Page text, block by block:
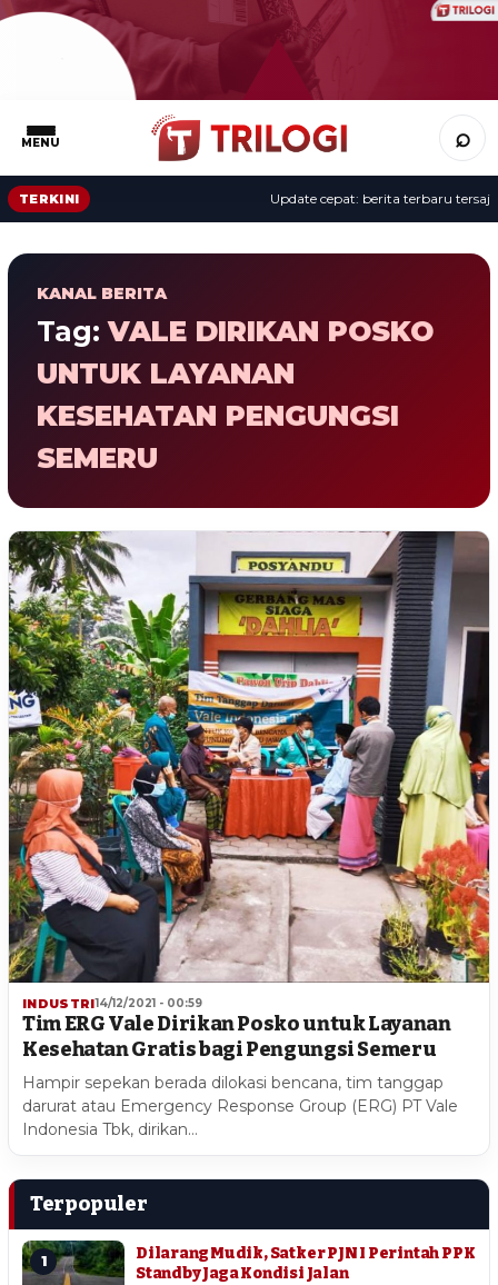
MENU ⌕
TERKINI Update cepat: berita terbaru tersaji
KANAL BERITA
Tag:VALE DIRIKAN POSKO
UNTUK LAYANAN
KESEHATAN PENGUNGSI
SEMERU
INDUSTRI14/12/2021 - 00:59
Tim ERG Vale Dirikan Posko untuk Layanan
Kesehatan Gratis bagi Pengungsi Semeru
Hampir sepekan berada dilokasi bencana, tim tanggap
darurat atau Emergency Response Group (ERG) PT Vale
Indonesia Tbk, dirikan…
Terpopuler
1
Dilarang Mudik, Satker PJN I Perintah PPK
Standby Jaga Kondisi Jalan